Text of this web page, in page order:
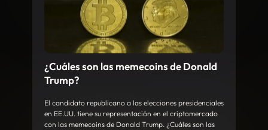
¿Cuáles son las memecoins de Donald
Trump?
El candidato republicano a las elecciones presidenciales
en EE.UU. tiene su representación en el criptomercado
con las memecoins de Donald Trump. ¿Cuáles son las